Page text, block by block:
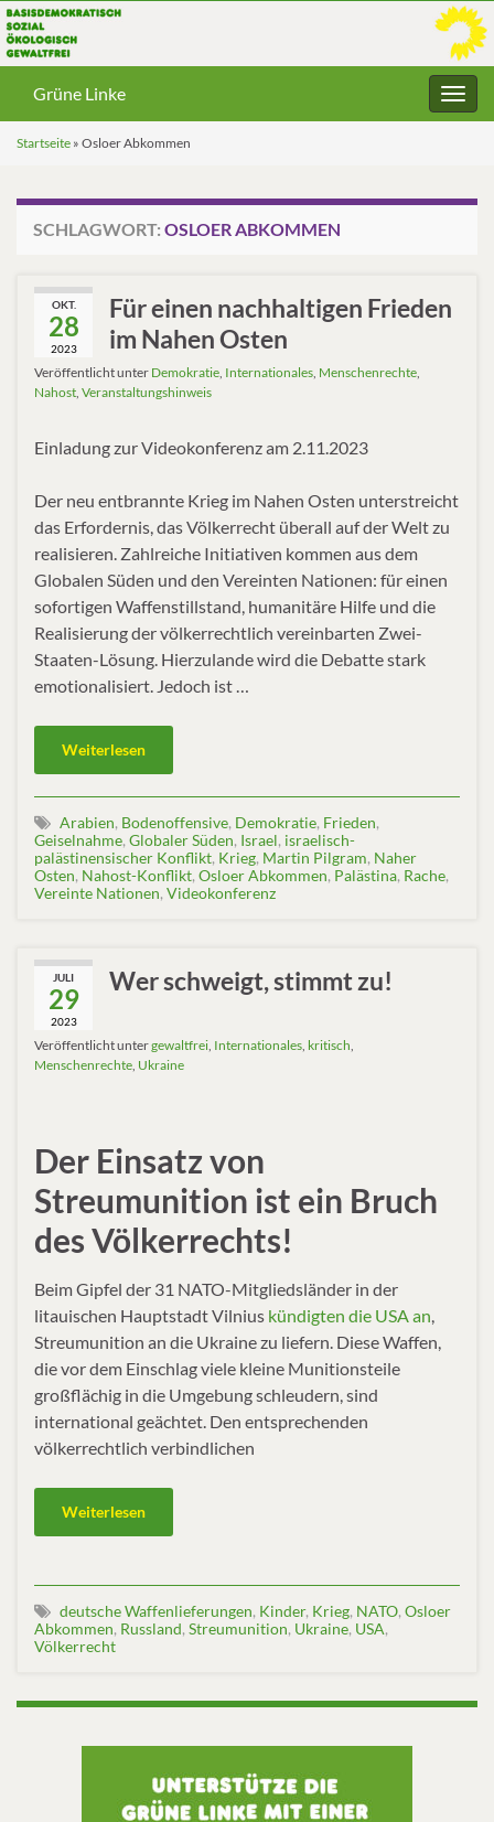
Grüne Linke
Startseite » Osloer Abkommen
SCHLAGWORT: OSLOER ABKOMMEN
OKT.
28
2023
Für einen nachhaltigen Frieden
im Nahen Osten
Veröffentlicht unter Demokratie Internationales Menschenrechte
Nahost Veranstaltungshinweis
Einladung zur Videokonferenz am 2.11.2023
Der neu entbrannte Krieg im Nahen Osten unterstreicht
das Erfordernis, das Völkerrecht überall auf der Welt zu
realisieren. Zahlreiche Initiativen kommen aus dem
Globalen Süden und den Vereinten Nationen: für einen
sofortigen Waffenstillstand, humanitäre Hilfe und die
Realisierung der völkerrechtlich vereinbarten Zwei-
Staaten-Lösung. Hierzulande wird die Debatte stark
emotionalisiert. Jedoch ist …
Weiterlesen
Arabien, Bodenoffensive, Demokratie, Frieden,
Geiselnahme, Globaler Süden, Israel, israelisch-
palästinensischer Konflikt, Krieg, Martin Pilgram, Naher
Osten, Nahost-Konflikt, Osloer Abkommen, Palästina, Rache,
Vereinte Nationen, Videokonferenz
JULI
29
2023
Wer schweigt, stimmt zu!
Veröffentlicht untergewaltfrei Internationales kritisch
Menschenrechte Ukraine
Der Einsatz von
Streumunition ist ein Bruch
des Völkerrechts!
Beim Gipfel der 31 NATO-Mitgliedsländer in der
litauischen Hauptstadt Vilnius kündigten die USA an,
Streumunition an die Ukraine zu liefern. Diese Waffen,
die vor dem Einschlag viele kleine Munitionsteile
großflächig in die Umgebung schleudern, sind
international ge­ächtet. Den entsprechenden
völkerrechtlich verbindlichen
Weiterlesen
deutsche Waffenlieferungen, Kinder, Krieg, NATO, Osloer
Abkommen, Russland, Streumunition, Ukraine, USA,
Völkerrecht